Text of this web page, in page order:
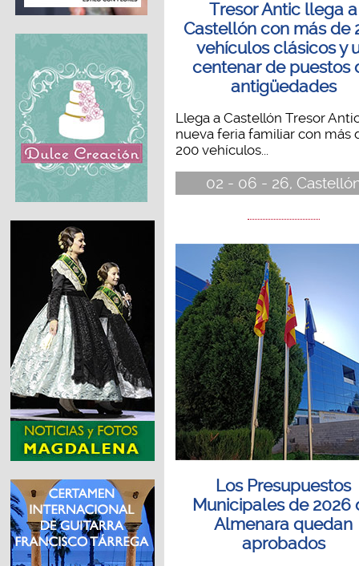
Tresor Antic llega a
Castellón con más de
vehículos clásicos y
centenar de puestos
antigüedades
Llega a Castellón Tresor
nueva feria familiar con más
200 vehículos...
02 - 06 - 26,
Los Presupuestos
Municipales de 2026
Almenara quedan
aprobados